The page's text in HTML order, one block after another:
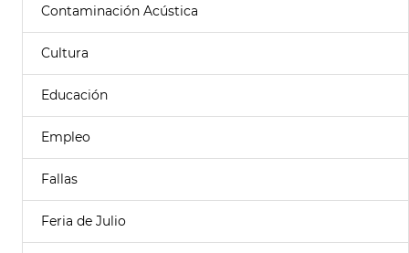
Contaminación Acústica
Cultura
Educación
Empleo
Fallas
Feria de Julio